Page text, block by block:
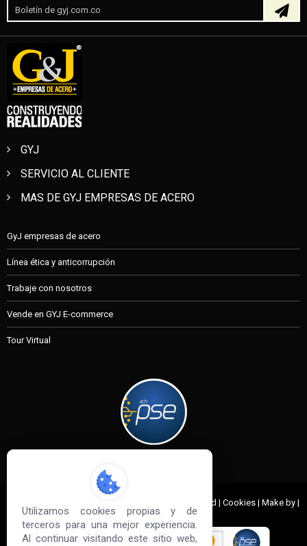
Utilizamos cookies propias y de
terceros para una mejor experiencia.
Al continuar visitando este sitio web,
GYJ
SERVICIO AL CLIENTE
MAS DE GYJ EMPRESAS DE ACERO
GyJ empresas de acero
Línea ética y anticorrupción
Trabaje con nosotros
Vende en GYJ E-commerce
Tour Virtual
© 2022 G&J Empresas de Acero. All Rights Reserved | Cookies | Make by |
Sd3